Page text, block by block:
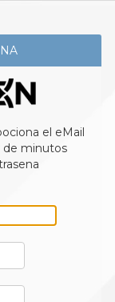
el eMail
de minutos